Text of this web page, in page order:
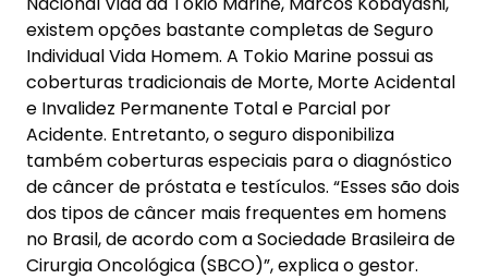
existem opções bastante completas de Seguro
Individual Vida Homem. A Tokio Marine possui as
coberturas tradicionais de Morte, Morte Acidental
e Invalidez Permanente Total e Parcial por
Acidente. Entretanto, o seguro disponibiliza
também coberturas especiais para o diagnóstico
de câncer de próstata e testículos. “Esses são dois
dos tipos de câncer mais frequentes em homens
no Brasil, de acordo com a Sociedade Brasileira de
Cirurgia Oncológica (SBCO)”, explica o gestor.